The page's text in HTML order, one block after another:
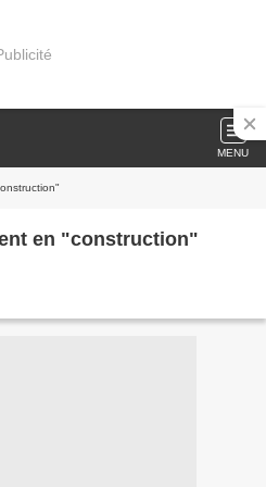
MENU
en "construction"